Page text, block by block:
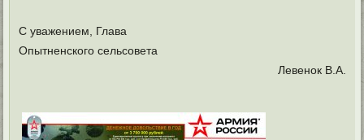
С уважением, Глава
Опытненского сельсовета
Левенок В.А.